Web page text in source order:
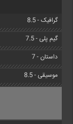
گرافیک - 8.5
گیم پلی - 7.5
داستان - 7
موسیقی - 8.5